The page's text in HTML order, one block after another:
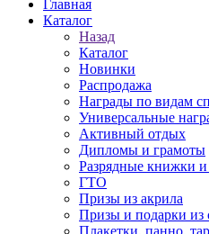
Главная
Каталог
Назад
Каталог
Новинки
Распродажа
Награды по видам
Универсальные
Активный отдых
Дипломы и грамоты
Разрядные книжки и
ГТО
Призы из акрила
Призы и подарки из
Плакетки, панно,